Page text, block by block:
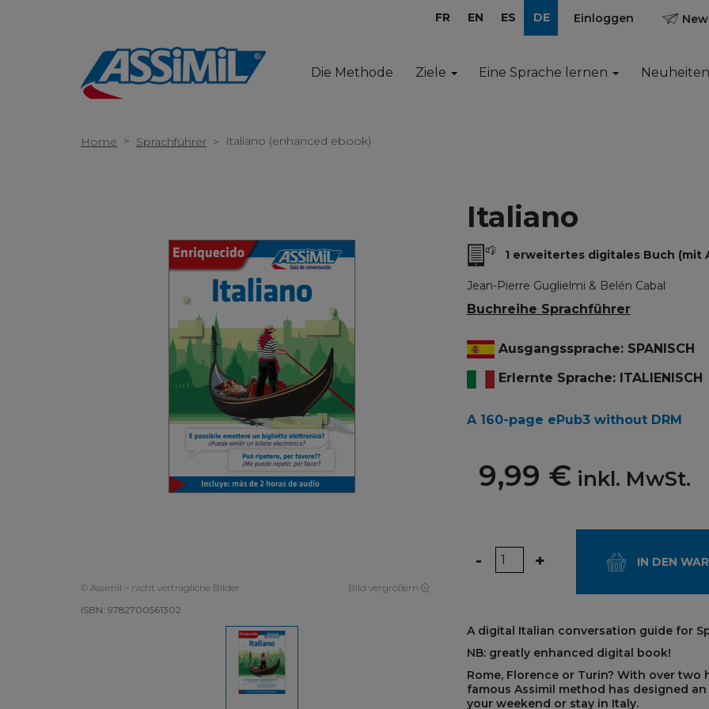
FR EN ES DE Einloggen
Die Methode Ziele Eine Sprache lernen Neuheiten
Home > Sprachführer > Italiano (enhanced ebook)
© Assimil – nicht vertragliche Bilder
Bild vergrößern
ISBN: 9782700561302
Italiano
1 erweitertes digitales Buch (mit
Jean-Pierre Guglielmi & Belén Cabal
Buchreihe Sprachführer
Ausgangssprache: SPANISCH
Erlernte Sprache: ITALIENISCH
A 160-page ePub3 without DRM
9,99 €inkl. MwSt.
Menge
- + IN DEN
A digital Italian conversation guide for
NB: greatly enhanced digital book!
Rome, Florence or Turin? With over
famous Assimil method has designed
your weekend or stay in Italy.